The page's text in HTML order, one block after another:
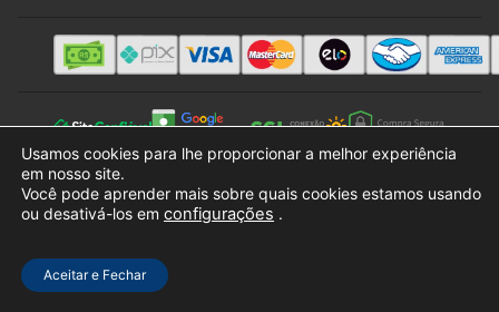
Todos os direitos reservados - Desde 2001
Orgulhosamente desenvolvido por DC Negócios Digitais LTDA
Usamos cookies para lhe proporcionar a melhor experiência
em nosso site.
Você pode aprender mais sobre quais cookies estamos usando
ou desativá-los em configurações .
Aceitar e Fechar